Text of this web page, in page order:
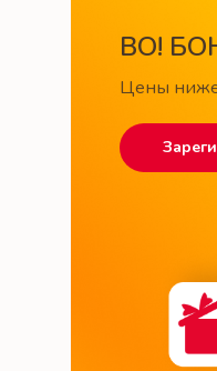
ВО!
Цены ниже